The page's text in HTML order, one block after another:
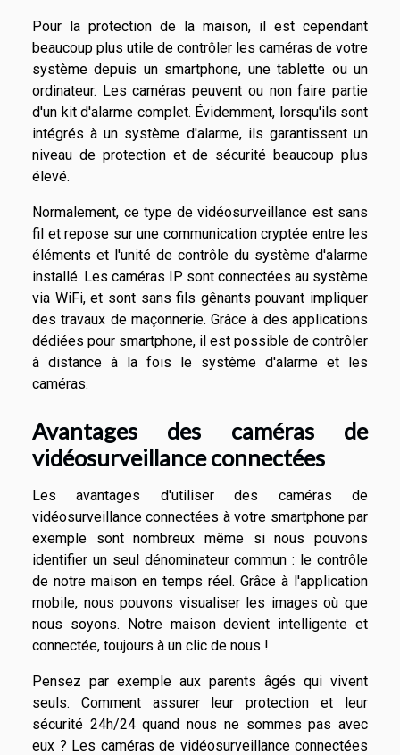
Pour la protection de la maison, il est cependant
beaucoup plus utile de contrôler les caméras de votre
système depuis un smartphone, une tablette ou un
ordinateur. Les caméras peuvent ou non faire partie
d'un kit d'alarme complet. Évidemment, lorsqu'ils sont
intégrés à un système d'alarme, ils garantissent un
niveau de protection et de sécurité beaucoup plus
élevé.
Normalement, ce type de vidéosurveillance est sans
fil et repose sur une communication cryptée entre les
éléments et l'unité de contrôle du système d'alarme
installé. Les caméras IP sont connectées au système
via WiFi, et sont sans fils gênants pouvant impliquer
des travaux de maçonnerie. Grâce à des applications
dédiées pour smartphone, il est possible de contrôler
à distance à la fois le système d'alarme et les
caméras.
Avantages des caméras de
vidéosurveillance connectées
Les avantages d'utiliser des caméras de
vidéosurveillance connectées à votre smartphone par
exemple sont nombreux même si nous pouvons
identifier un seul dénominateur commun : le contrôle
de notre maison en temps réel. Grâce à l'application
mobile, nous pouvons visualiser les images où que
nous soyons. Notre maison devient intelligente et
connectée, toujours à un clic de nous !
Pensez par exemple aux parents âgés qui vivent
seuls. Comment assurer leur protection et leur
sécurité 24h/24 quand nous ne sommes pas avec
eux ? Les caméras de vidéosurveillance connectées